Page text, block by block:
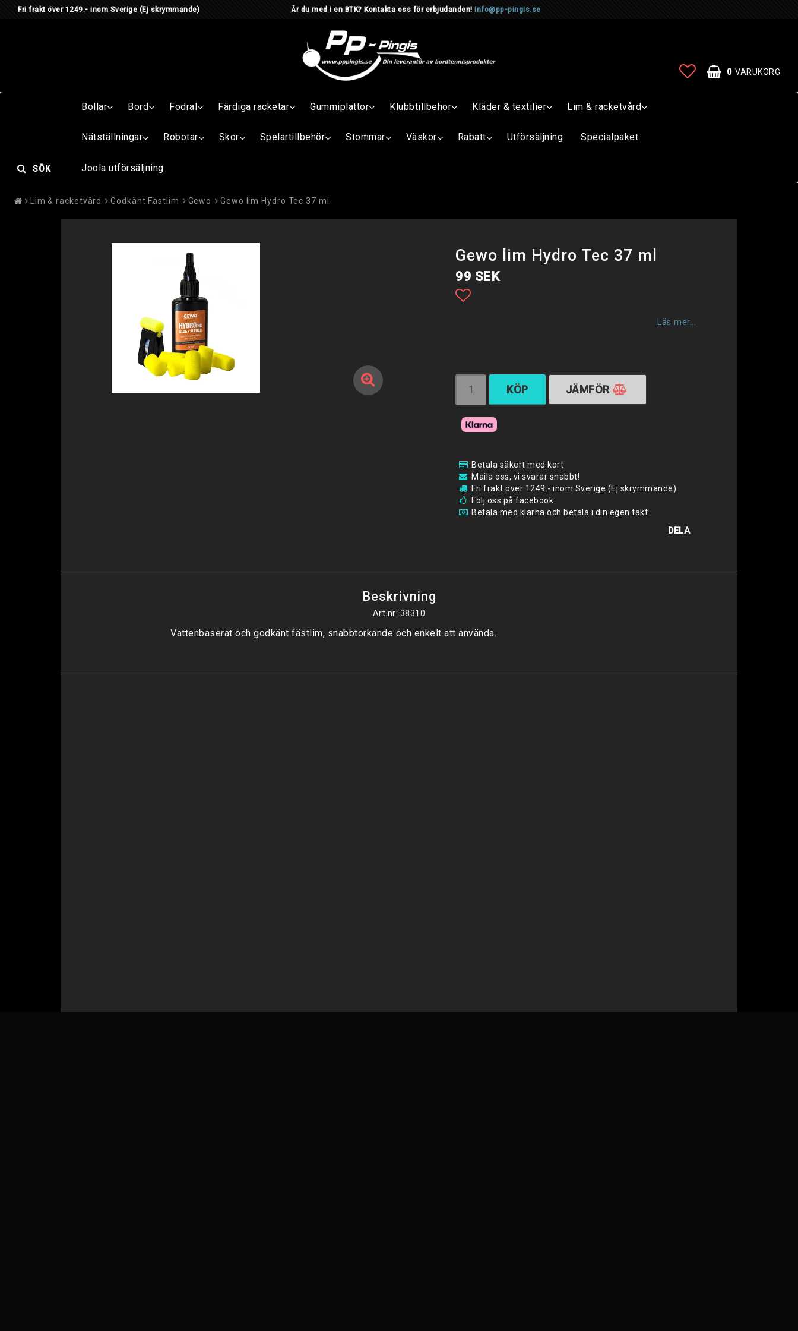
Fri frakt över 1249:- inom Sverige (Ej skrymmande) Är du med i en BTK? Kontakta oss för erbjudanden! info@pp-pingis.se
0 VARUKORG
Bollar Bord Fodral Färdiga racketar Gummiplattor Klubbtillbehör Kläder & textilier Lim & racketvård
Nätställningar Robotar Skor Spelartillbehör Stommar Väskor Rabatt Utförsäljning Specialpaket
Joola utförsäljning
SÖK
Lim & racketvård Godkänt Fästlim Gewo Gewo lim Hydro Tec 37 ml
Gewo lim Hydro Tec 37 ml
99 SEK
Läs mer...
KÖP JÄMFÖR
Betala säkert med kort
Maila oss, vi svarar snabbt!
Fri frakt över 1249:- inom Sverige (Ej skrymmande)
Följ oss på facebook
Betala med klarna och betala i din egen takt
DELA
Beskrivning
Art.nr: 38310
Vattenbaserat och godkänt fästlim, snabbtorkande och enkelt att använda.